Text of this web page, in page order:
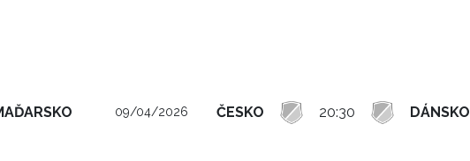
09/04/2026 ČESKO 20:30 DÁNSKO